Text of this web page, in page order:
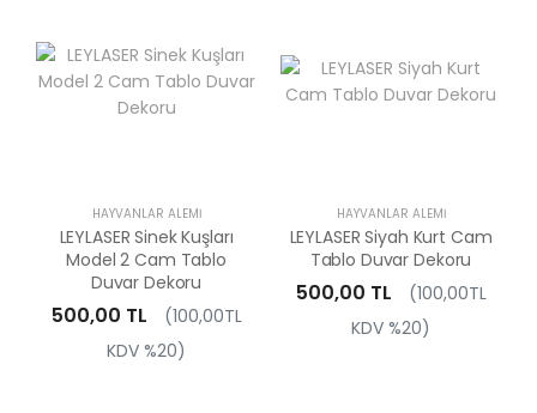
HAYVANLAR ALEMI
LEYLASER Sinek Kuşları
Model 2 Cam Tablo
Duvar Dekoru
500,00 TL
(100,00TL
KDV %20)
HAYVANLAR ALEMI
LEYLASER Siyah Kurt Cam
Tablo Duvar Dekoru
500,00 TL
(100,00TL
KDV %20)